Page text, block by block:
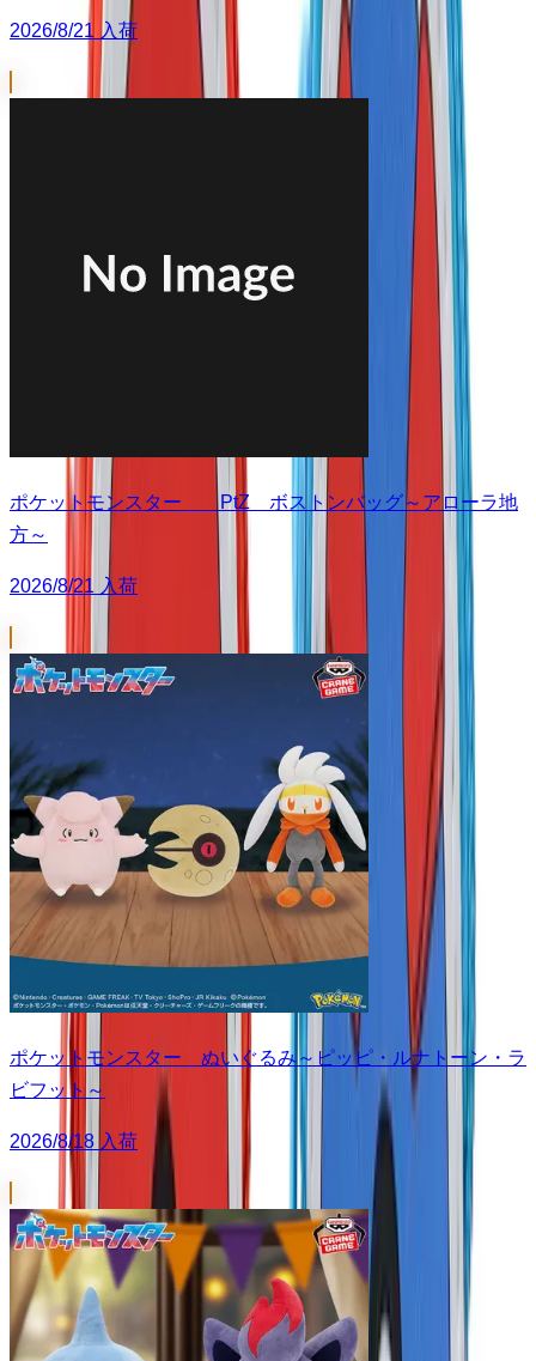
2026/8/21 入荷
ポケットモンスター PtZ ボストンバッグ～アローラ地
方～
2026/8/21 入荷
ポケットモンスター ぬいぐるみ～ピッピ・ルナトーン・ラ
ビフット～
2026/8/18 入荷